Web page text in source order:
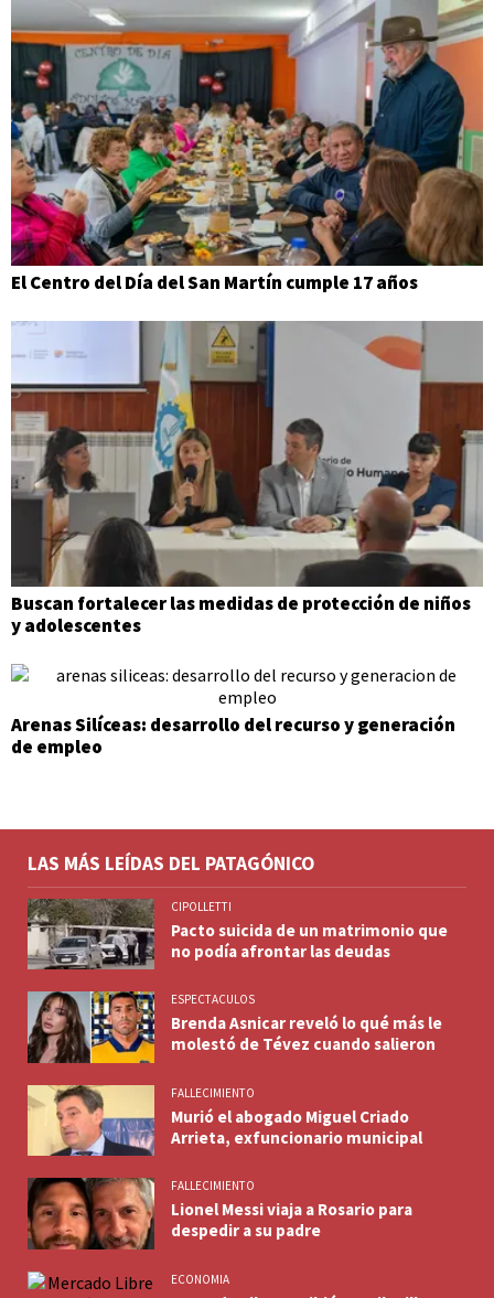
El Centro del Día del San Martín cumple 17 años
Buscan fortalecer las medidas de protección de niños
y adolescentes
Arenas Silíceas: desarrollo del recurso y generación
de empleo
LAS MÁS LEÍDAS DEL PATAGÓNICO
CIPOLLETTI
Pacto suicida de un matrimonio que
no podía afrontar las deudas
ESPECTACULOS
Brenda Asnicar reveló lo qué más le
molestó de Tévez cuando salieron
FALLECIMIENTO
Murió el abogado Miguel Criado
Arrieta, exfuncionario municipal
FALLECIMIENTO
Lionel Messi viaja a Rosario para
despedir a su padre
ECONOMIA